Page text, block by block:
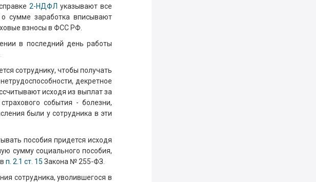
2-НДФЛ указывают все
сумме заработка вписывают
взносы в ФСС РФ.
в последний день работы
сотруднику, чтобы получать
декретное
исходя из выплат за
события - болезни,
были у сотрудника в эти
пособия придется исходя
сумму социального пособия,
п. 2.1 ст. 15 Закона № 255-ФЗ.
сотрудника, уволившегося в